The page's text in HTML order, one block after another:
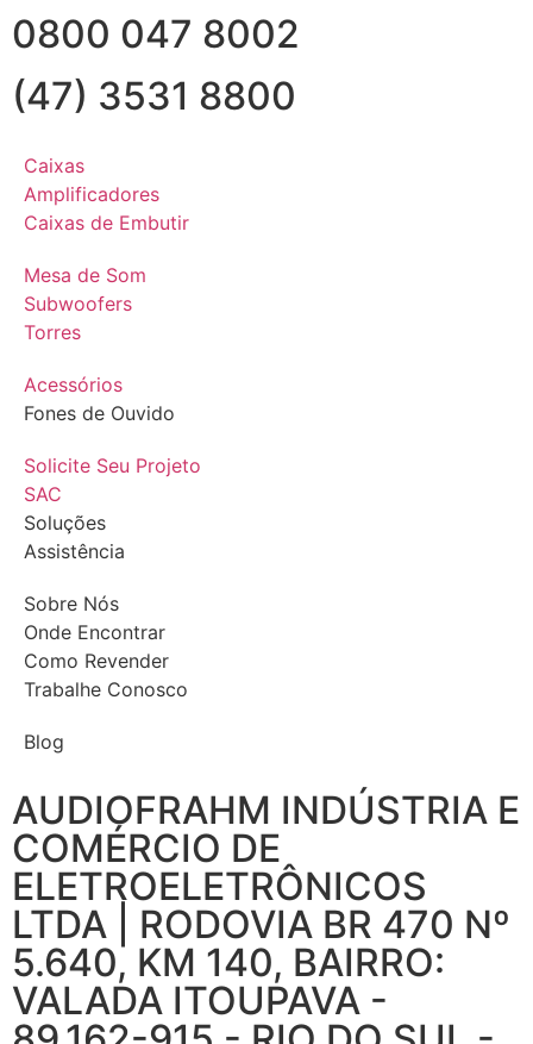
0800 047 8002
(47) 3531 8800
Caixas
Amplificadores
Caixas de Embutir
Mesa de Som
Subwoofers
Torres
Acessórios
Fones de Ouvido
Solicite Seu Projeto
SAC
Soluções
Assistência
Sobre Nós
Onde Encontrar
Como Revender
Trabalhe Conosco
Blog
AUDIOFRAHM INDÚSTRIA E
COMÉRCIO DE
ELETROELETRÔNICOS
LTDA | RODOVIA BR 470 Nº
5.640, KM 140, BAIRRO:
VALADA ITOUPAVA -